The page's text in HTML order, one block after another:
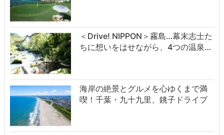
＜Drive! NIPPON＞霧島…幕末志士た
ちに想いをはせながら、4つの温泉…
海岸の絶景とグルメを心ゆくまで満
喫！千葉・九十九里、銚子ドライブ